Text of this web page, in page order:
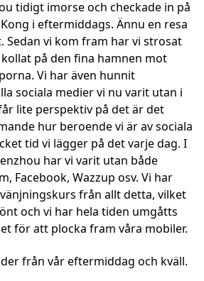
tidigt imorse och checkade in på
i eftermiddags. Ännu en resa
Sedan vi kom fram har vi strosat
på den fina hamnen mot
Vi har även hunnit
sociala medier vi nu varit utan i
lite perspektiv på det är det
hur beroende vi är av sociala
tid vi lägger på det varje dag. I
har vi varit utan både
Facebook, Wazzup osv. Vi har
från allt detta, vilket
och vi har hela tiden umgåtts
för att plocka fram våra mobiler.
från vår eftermiddag och kväll.